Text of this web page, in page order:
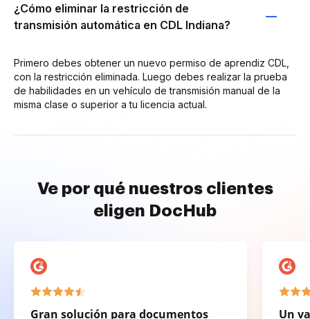
¿Cómo eliminar la restricción de
transmisión automática en CDL Indiana?
Primero debes obtener un nuevo permiso de aprendiz CDL,
con la restricción eliminada. Luego debes realizar la prueba
de habilidades en un vehículo de transmisión manual de la
misma clase o superior a tu licencia actual.
Ve por qué nuestros clientes
eligen DocHub
Gran solución para documentos
Un